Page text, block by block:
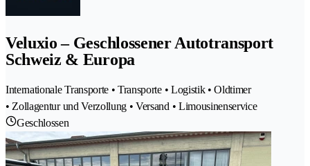
Veluxio – Geschlossener Autotransport
Schweiz & Europa
Internationale Transporte • Transporte • Logistik • Oldtimer
• Zollagentur und Verzollung • Versand • Limousinenservice
Geschlossen